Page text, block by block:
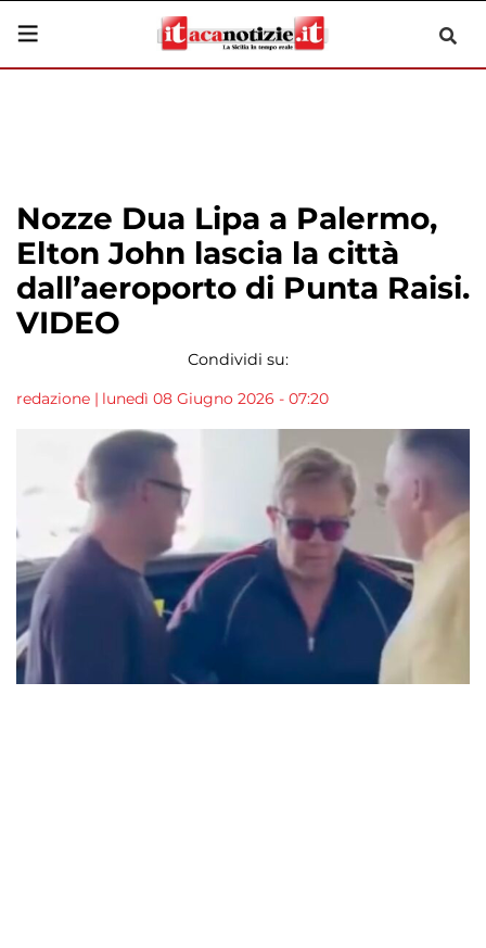
Nozze Dua Lipa a Palermo,
Elton John lascia la città
dall’aeroporto di Punta Raisi.
VIDEO
Condividi su:
redazione | lunedì 08 Giugno 2026 - 07:20